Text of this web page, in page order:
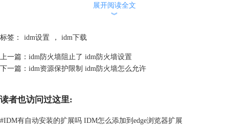
展开阅读全文
︾
标签： idm设置 ， idm下载
上一篇： idm防火墙阻止了 idm防火墙设置
下一篇： idm资源保护限制 idm防火墙怎么允许
读者也访问过这里:
#IDM有自动安装的扩展吗 IDM怎么添加到edge浏览器扩展